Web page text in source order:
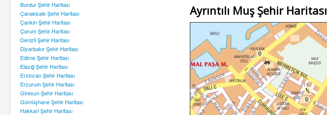
Burdur Şehir Haritası
Çanakkale Şehir Haritası
Çankırı Şehir Haritası
Çorum Şehir Haritası
Denizli Şehir Haritası
Diyarbakır Şehir Haritası
Edirne Şehir Haritası
Elazığ Şehir Haritası
Erzincan Şehir Haritası
Erzurum Şehir Haritası
Giresun Şehir Haritası
Gümüşhane Şehir Haritası
Hakkari Şehir Haritası
Ayrıntılı Muş Şehir Haritası